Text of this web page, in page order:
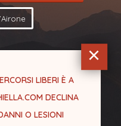
LIBERI È A
DECLINA
O LESIONI
×